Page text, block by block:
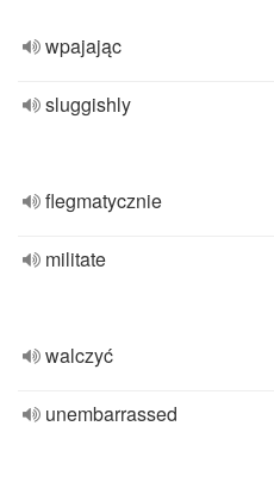
wpajając
sluggishly
flegmatycznie
militate
walczyć
unembarrassed